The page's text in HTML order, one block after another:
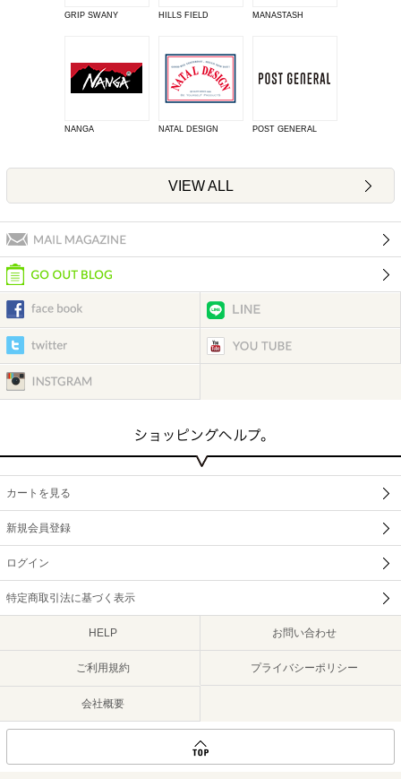
GRIP SWANY HILLS FIELD MANASTASH
NANGA NATAL DESIGN POST GENERAL
VIEW ALL
カートを見る
新規会員登録
ログイン
特定商取引法に基づく表示
HELP お問い合わせ
ご利用規約 プライバシーポリシー
会社概要